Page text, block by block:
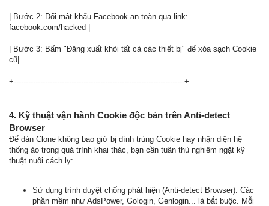
| Bước 2: Đổi mật khẩu Facebook an toàn qua link:
facebook.com/hacked |
| Bước 3: Bấm "Đăng xuất khỏi tất cả các thiết bị" để xóa sạch Cookie
cũ|
+-----------------------------------------------------------------------+
4. Kỹ thuật vận hành Cookie độc bản trên Anti-detect
Browser
Để dàn Clone không bao giờ bị dính trùng Cookie hay nhận diện hệ
thống ảo trong quá trình khai thác, bạn cần tuân thủ nghiêm ngặt kỹ
thuật nuôi cách ly:
Sử dụng trình duyệt chống phát hiện (Anti-detect Browser): Các
phần mềm như AdsPower, Gologin, Genlogin... là bắt buộc. Mỗi